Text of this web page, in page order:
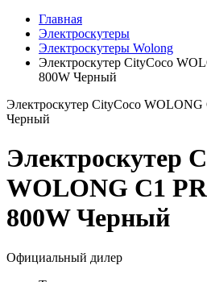
Главная
Электроскутеры
Электроскутеры Wolong
Электроскутер CityCoco
800W Черный
Электроскутер CityCoco
Черный
Электроскутер
WOLONG C1
800W Черный
Официальный дилер